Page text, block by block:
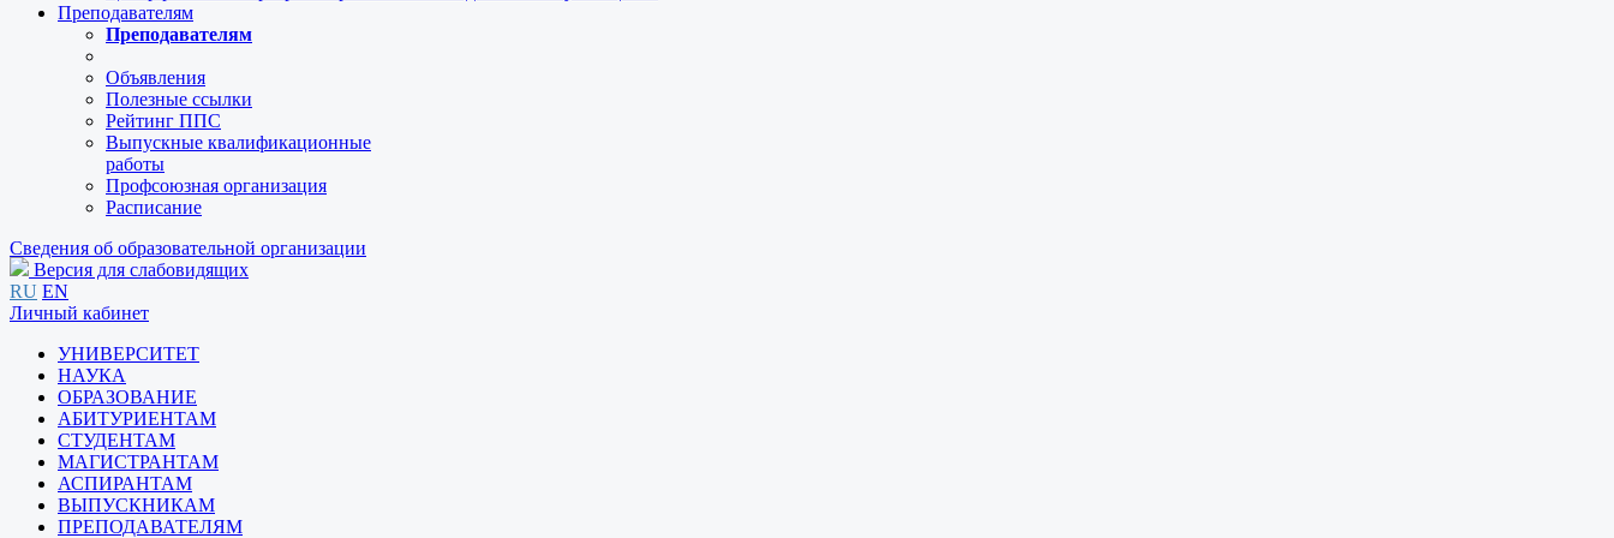
Преподавателям
Преподавателям
Объявления
Полезные ссылки
Рейтинг ППС
Выпускные квалификационные
работы
Профсоюзная организация
Расписание
Сведения об образовательной организации
Версия для слабовидящих
RU EN
Личный кабинет
УНИВЕРСИТЕТ
НАУКА
ОБРАЗОВАНИЕ
АБИТУРИЕНТАМ
СТУДЕНТАМ
МАГИСТРАНТАМ
АСПИРАНТАМ
ВЫПУСКНИКАМ
ПРЕПОДАВАТЕЛЯМ